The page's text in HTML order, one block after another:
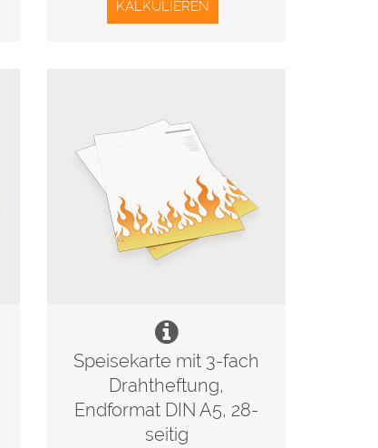
KALKULIEREN
Speisekarte mit 3-fach
Drahtheftung,
Endformat DIN A5, 28-
seitig